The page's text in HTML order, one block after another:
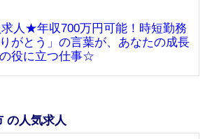
人★年収700万円可能！時短勤務
がとう」の言葉が、あなたの成長
役に立つ仕事☆
の人気求人